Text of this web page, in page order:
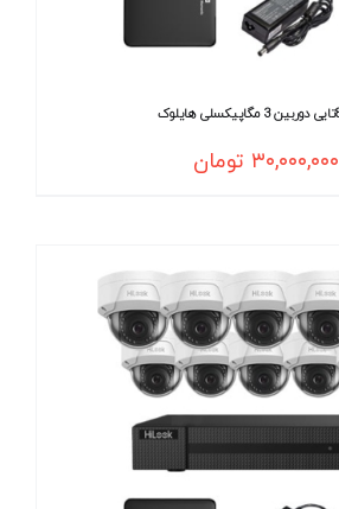
۳۰,۰۰۰,۰۰۰ تومان